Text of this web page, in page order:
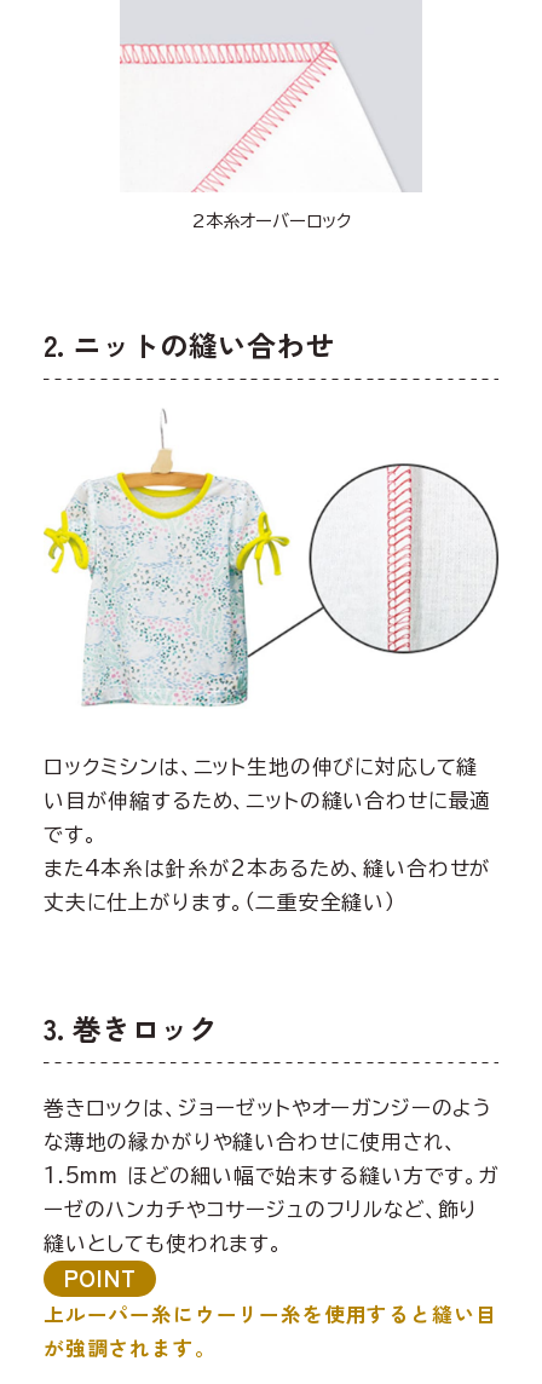
2本糸オーバーロック
2. ニットの縫い合わせ
ロックミシンは、ニット生地の伸びに対応して縫
い目が伸縮するため、ニットの縫い合わせに最適
です。
また4本糸は針糸が2本あるため、縫い合わせが
丈夫に仕上がります。（二重安全縫い）
3. 巻きロック
巻きロックは、ジョーゼットやオーガンジーのよう
な薄地の縁かがりや縫い合わせに使用され、
1.5mm ほどの細い幅で始末する縫い方です。ガ
ーゼのハンカチやコサージュのフリルなど、飾り
縫いとしても使われます。
POINT
上ルーパー糸にウーリー糸を使用すると縫い目
が強調されます。